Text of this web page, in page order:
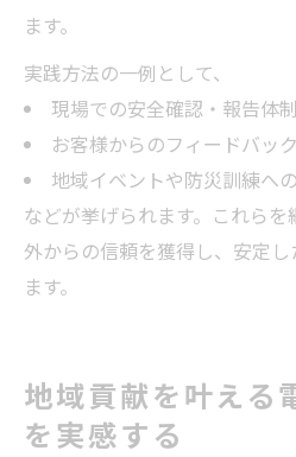
ます。
実践方法の一例として、
現場での安全確認・報告体
お客様からのフィードバッ
地域イベントや防災訓練へ
などが挙げられます。これら
外からの信頼を獲得し、安定
ます。
地域貢献を叶える
を実感する